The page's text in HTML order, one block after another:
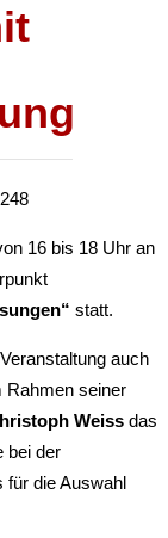
16 bis 18 Uhr an
statt.
auch
Rahmen seiner
Weiss das
bei der
für die Auswahl